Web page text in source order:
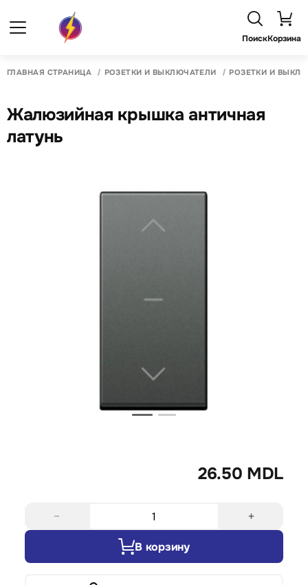
ПоискКорзина
ГЛАВНАЯ СТРАНИЦА РОЗЕТКИ И ВЫКЛЮЧАТЕЛИ РОЗЕТКИ И
Жалюзийная крышка античная
латунь
26.50 MDL
− +
В корзину